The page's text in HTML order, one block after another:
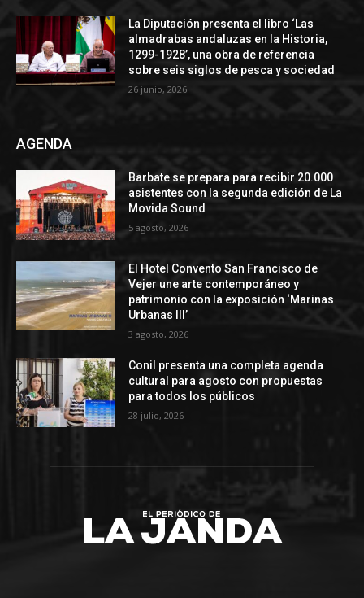
La Diputación presenta el libro ‘Las
almadrabas andaluzas en la Historia,
1299-1928’, una obra de referencia
sobre seis siglos de pesca y sociedad
26 junio, 2026
AGENDA
Barbate se prepara para recibir 20.000
asistentes con la segunda edición de La
Movida Sound
5 agosto, 2026
El Hotel Convento San Francisco de
Vejer une arte contemporáneo y
patrimonio con la exposición ‘Marinas
Urbanas III’
3 agosto, 2026
Conil presenta una completa agenda
cultural para agosto con propuestas
para todos los públicos
28 julio, 2026